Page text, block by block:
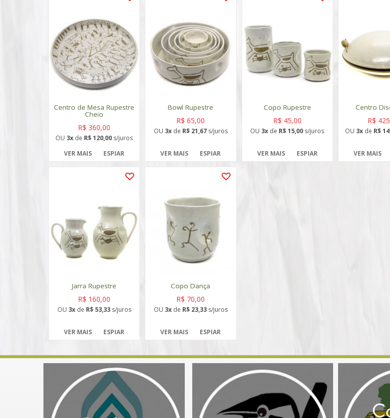
Centro de Mesa Rupestre
Cheio
R$ 360,00
OU 3x de R$ 120,00 s/juros
VER MAIS
ESPIAR
Bowl Rupestre
R$ 65,00
OU 3xde R$ 21,67s/juros
VER MAIS ESPIAR
Copo Rupestre
R$ 45,00
OU 3x de R$ 15,00 s/juros
VER MAIS ESPIAR
Centro
R$
OU 3x de R$
VER MAIS
Jarra Rupestre
R$ 160,00
OU 3xde R$ 53,33s/juros
VER MAIS ESPIAR
Copo Dança
R$ 70,00
OU 3xde R$ 23,33s/juros
VER MAIS ESPIAR